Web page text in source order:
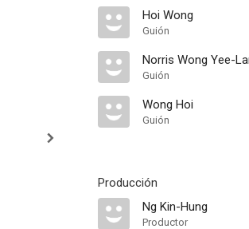
Hoi Wong
Guión
Norris Wong Yee-
Guión
Wong Hoi
Guión
Producción
Ng Kin-Hung
Productor